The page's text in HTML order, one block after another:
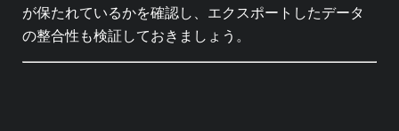
が保たれているかを確認し、エクスポートしたデータ
の整合性も検証しておきましょう。